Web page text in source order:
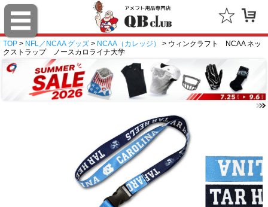
TOP > NFL／NCAA グッズ > NCAA（カレッジ）
> ウィンクラフト NCAA ネッ
クストラップ ノースカロライナ大学